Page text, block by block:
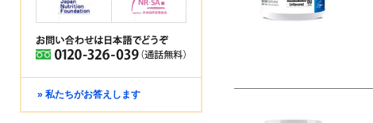
» 私たちがお答えします